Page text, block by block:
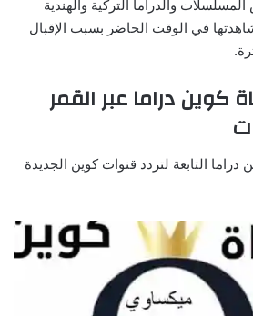
والدراما التركية والهندية
في الوقت الحاضر بسبب الإقبال
كوين دراما عبر القمر
دراما التابعة لتردد قنوات كوين الجديدة